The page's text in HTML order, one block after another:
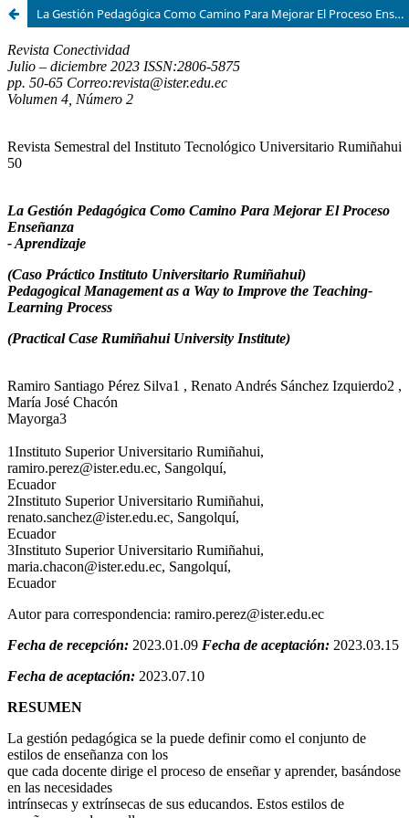
La Gestión Pedagógica Como Camino Para Mejorar El Proceso Enseñanza - Aprendizaje